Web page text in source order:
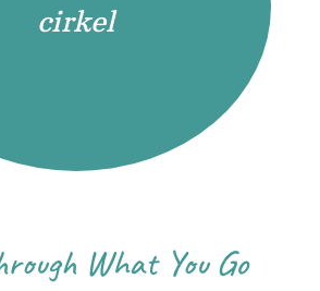
cirkel
What You Go